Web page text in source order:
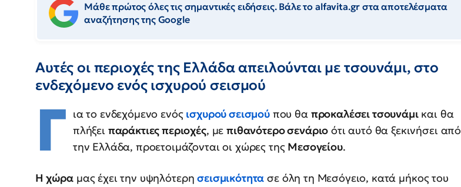
Μάθε πρώτος όλες τις σημαντικές ειδήσεις. Βάλε το alfavita.gr στα αποτελέσματα
αναζήτησης της Google
Αυτές οι περιοχές της Ελλάδα απειλούνται με τσουνάμι, στο
ενδεχόμενο ενός ισχυρού σεισμού
Γ ια το ενδεχόμενο ενός ισχυρού σεισμούπου θα προκαλέσει τσουνάμικαι θα
πλήξει παράκτιες περιοχές, μεπιθανότερο σενάριο ότι αυτό θα ξεκινήσει από
την Ελλάδα, προετοιμάζονται οι χώρες της Μεσογείου.
Η χώρα μας έχει την υψηλότερησεισμικότητα σε όλη τη Μεσόγειο, κατά μήκος του